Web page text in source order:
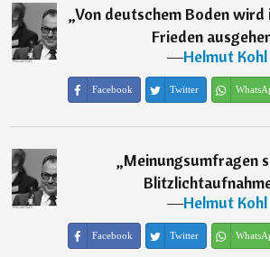
„Von deutschem Boden
Frieden
―Helmut Kohl
Facebook Twitter
„Meinungsumfragen
―Helmut Kohl
Facebook Twitter